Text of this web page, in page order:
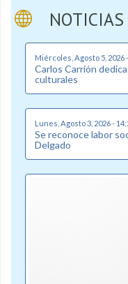
Miércoles, Agosto 5, 2026
Carlos Carrión
culturales
Lunes, Agosto 3, 2026 -
Se reconoce labor
Delgado